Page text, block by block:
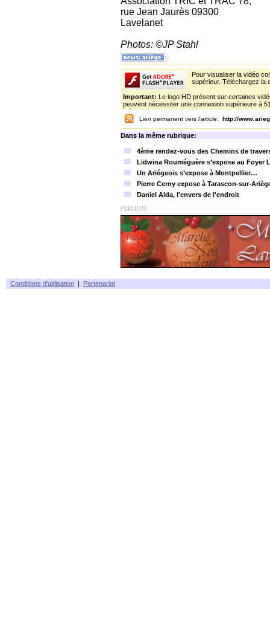
rue Jean Jaurès 09300
Lavelanet
Photos: ©JP Stahl
Pour visualiser la vidéo
supérieur. Téléchargez la
Important: Le logo HD présent sur certaines
peuvent nécessiter une connexion supérieure à
Lien permanent vers l'article: http://
Dans la même rubrique:
4ème rendez-vous des Chemins de
Lidwina Rouméguère s’expose au Foyer
Un Ariégeois s’expose à Montpellier…
Pierre Cerny expose à Tarascon-sur-
Daniel Alda, l'envers de l'endroit
Conditions d'utilisation | Partenariat